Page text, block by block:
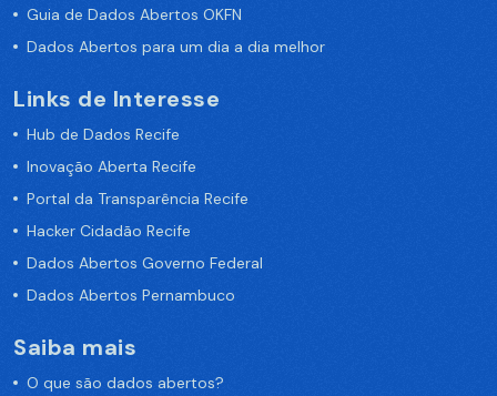
Guia de Dados Abertos OKFN
Dados Abertos para um dia a dia melhor
Links de Interesse
Hub de Dados Recife
Inovação Aberta Recife
Portal da Transparência Recife
Hacker Cidadão Recife
Dados Abertos Governo Federal
Dados Abertos Pernambuco
Saiba mais
O que são dados abertos?